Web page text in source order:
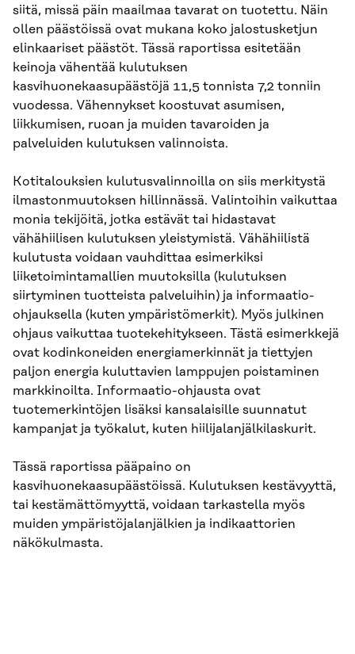
siitä, missä päin maailmaa tavarat on tuotettu. Näin
ollen päästöissä ovat mukana koko jalostusketjun
elinkaariset päästöt. Tässä raportissa esitetään
keinoja vähentää kulutuksen
kasvihuonekaasupäästöjä 11,5 tonnista 7,2 tonniin
vuodessa. Vähennykset koostuvat asumisen,
liikkumisen, ruoan ja muiden tavaroiden ja
palveluiden kulutuksen valinnoista.
Kotitalouksien kulutusvalinnoilla on siis merkitystä
ilmastonmuutoksen hillinnässä. Valintoihin vaikuttaa
monia tekijöitä, jotka estävät tai hidastavat
vähähiilisen kulutuksen yleistymistä. Vähähiilistä
kulutusta voidaan vauhdittaa esimerkiksi
liiketoimintamallien muutoksilla (kulutuksen
siirtyminen tuotteista palveluihin) ja informaatio-
ohjauksella (kuten ympäristömerkit). Myös julkinen
ohjaus vaikuttaa tuotekehitykseen. Tästä esimerkkejä
ovat kodinkoneiden energiamerkinnät ja tiettyjen
paljon energia kuluttavien lamppujen poistaminen
markkinoilta. Informaatio-ohjausta ovat
tuotemerkintöjen lisäksi kansalaisille suunnatut
kampanjat ja työkalut, kuten hiilijalanjälkilaskurit.
Tässä raportissa pääpaino on
kasvihuonekaasupäästöissä. Kulutuksen kestävyyttä,
tai kestämättömyyttä, voidaan tarkastella myös
muiden ympäristöjalanjälkien ja indikaattorien
näkökulmasta.